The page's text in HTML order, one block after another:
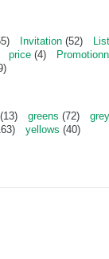
Invitation (52)
price (4)
(13) greens (72)
yellows (40)